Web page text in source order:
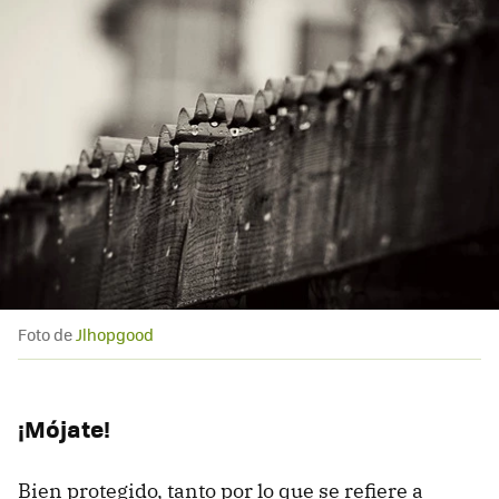
Foto deJlhopgood
¡Mójate!
Bien protegido, tanto por lo que se refiere a